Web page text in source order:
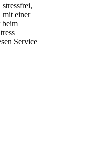
mit einer
beim
Service